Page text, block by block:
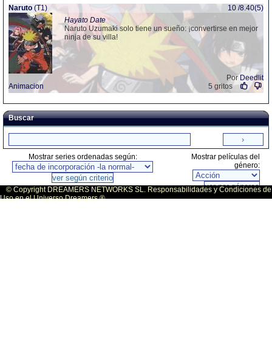
Naruto (T1)
10 /8.40(5)
Hayato Date
Naruto Uzumaki solo tiene un sueño: ¡convertirse en mejor
ninja de su villa!
Por Deedlit
Animacion
5 gritos
Buscar
Mostrar series ordenadas según:
Mostrar películas del
género:
© Copyright DREAMERS NETWORKS SL. Responsabilidades y Condiciones de
Uso en el Universo Dreamers ®